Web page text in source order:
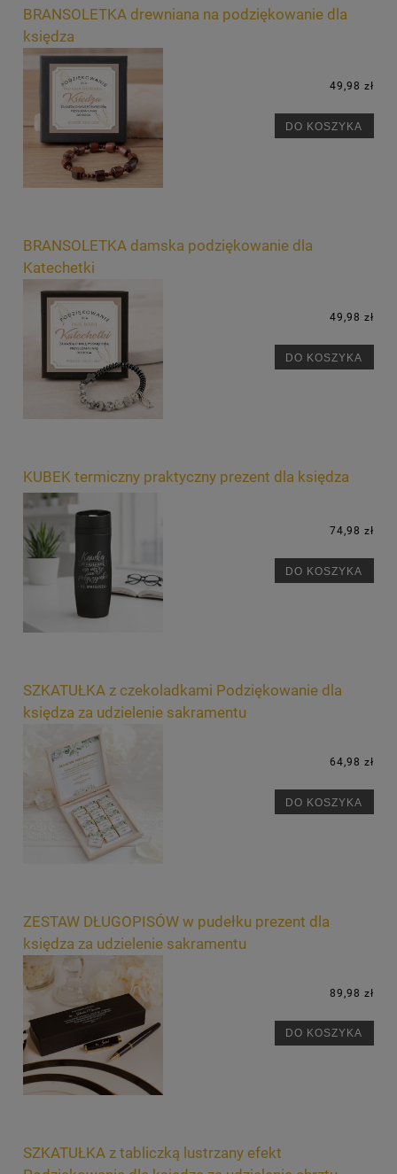
BRANSOLETKA drewniana na podziękowanie dla
księdza
49,98 zł
DO KOSZYKA
BRANSOLETKA damska podziękowanie dla
Katechetki
49,98 zł
DO KOSZYKA
KUBEK termiczny praktyczny prezent dla księdza
74,98 zł
DO KOSZYKA
SZKATUŁKA z czekoladkami Podziękowanie dla
księdza za udzielenie sakramentu
64,98 zł
DO KOSZYKA
ZESTAW DŁUGOPISÓW w pudełku prezent dla
księdza za udzielenie sakramentu
89,98 zł
DO KOSZYKA
SZKATUŁKA z tabliczką lustrzany efekt